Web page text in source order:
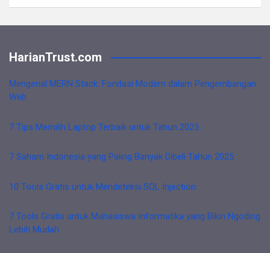
HarianTrust.com
Mengenal MERN Stack: Fondasi Modern dalam Pengembangan
Web
7 Tips Memilih Laptop Terbaik untuk Tahun 2025
7 Saham Indonesia yang Paling Banyak Dibeli Tahun 2025
10 Tools Gratis untuk Mendeteksi SQL Injection
7 Tools Gratis untuk Mahasiswa Informatika yang Bikin Ngoding
Lebih Mudah